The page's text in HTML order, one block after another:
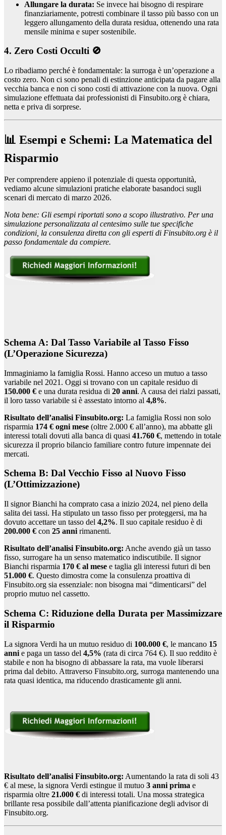
Allungare la durata: Se invece hai bisogno di respirare
finanziariamente, potresti combinare il tasso più basso con un
leggero allungamento della durata residua, ottenendo una rata
mensile minima e super sostenibile.
4. Zero Costi Occulti 🚫
Lo ribadiamo perché è fondamentale: la surroga è un’operazione a
costo zero. Non ci sono penali di estinzione anticipata da pagare alla
vecchia banca e non ci sono costi di attivazione con la nuova. Ogni
simulazione effettuata dai professionisti di Finsubito.org è chiara,
netta e priva di sorprese.
📊 Esempi e Schemi: La Matematica del
Risparmio
Per comprendere appieno il potenziale di questa opportunità,
vediamo alcune simulazioni pratiche elaborate basandoci sugli
scenari di mercato di marzo 2026.
Nota bene: Gli esempi riportati sono a scopo illustrativo. Per una
simulazione personalizzata al centesimo sulle tue specifiche
condizioni, la consulenza diretta con gli esperti di Finsubito.org è il
passo fondamentale da compiere.
Schema A: Dal Tasso Variabile al Tasso Fisso
(L’Operazione Sicurezza)
Immaginiamo la famiglia Rossi. Hanno acceso un mutuo a tasso
variabile nel 2021. Oggi si trovano con un capitale residuo di
150.000 € e una durata residua di 20 anni. A causa dei rialzi passati,
il loro tasso variabile si è assestato intorno al 4,8%.
Risultato dell’analisi Finsubito.org: La famiglia Rossi non solo
risparmia 174 € ogni mese (oltre 2.000 € all’anno), ma abbatte gli
interessi totali dovuti alla banca di quasi 41.760 €, mettendo in totale
sicurezza il proprio bilancio familiare contro future impennate dei
mercati.
Schema B: Dal Vecchio Fisso al Nuovo Fisso
(L’Ottimizzazione)
Il signor Bianchi ha comprato casa a inizio 2024, nel pieno della
salita dei tassi. Ha stipulato un tasso fisso per proteggersi, ma ha
dovuto accettare un tasso del 4,2%. Il suo capitale residuo è di
200.000 € con 25 anni rimanenti.
Risultato dell’analisi Finsubito.org: Anche avendo già un tasso
fisso, surrogare ha un senso matematico indiscutibile. Il signor
Bianchi risparmia 170 € al mese e taglia gli interessi futuri di ben
51.000 €. Questo dimostra come la consulenza proattiva di
Finsubito.org sia essenziale: non bisogna mai “dimenticarsi” del
proprio mutuo nel cassetto.
Schema C: Riduzione della Durata per Massimizzare
il Risparmio
La signora Verdi ha un mutuo residuo di 100.000 €, le mancano 15
anni e paga un tasso del 4,5% (rata di circa 764 €). Il suo reddito è
stabile e non ha bisogno di abbassare la rata, ma vuole liberarsi
prima dal debito. Attraverso Finsubito.org, surroga mantenendo una
rata quasi identica, ma riducendo drasticamente gli anni.
Risultato dell’analisi Finsubito.org: Aumentando la rata di soli 43
€ al mese, la signora Verdi estingue il mutuo 3 anni prima e
risparmia oltre 21.000 € di interessi totali. Una mossa strategica
brillante resa possibile dall’attenta pianificazione degli advisor di
Finsubito.org.